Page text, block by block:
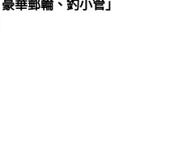
華郵輪、釣小管」